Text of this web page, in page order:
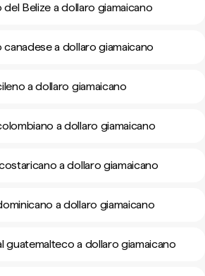
del Belize a dollaro giamaicano
canadese a dollaro giamaicano
a dollaro giamaicano
a dollaro giamaicano
a dollaro giamaicano
a dollaro giamaicano
guatemalteco a dollaro giamaicano